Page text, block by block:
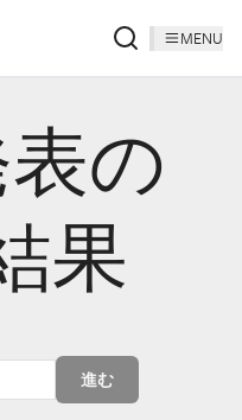
MENU
の
果
進む